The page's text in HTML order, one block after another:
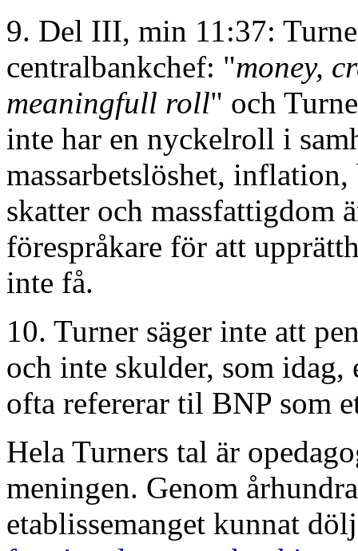
9. Del III, min 11:37:
centralbankchef: "money,
meaningfull roll" och
inte har en nyckelroll i
massarbetslöshet,
skatter och massfattigdom
förespråkare för att
inte få.
10. Turner säger inte att
och inte skulder, som
ofta refererar til BNP som
Hela Turners tal är
meningen. Genom
etablissemanget kunnat